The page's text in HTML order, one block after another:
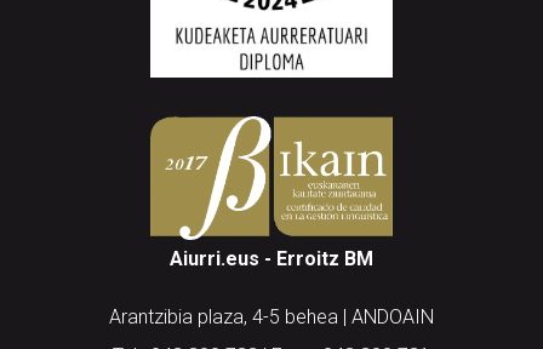
Aiurri.eus - Erroitz BM
Arantzibia plaza, 4-5 behea | ANDOAIN